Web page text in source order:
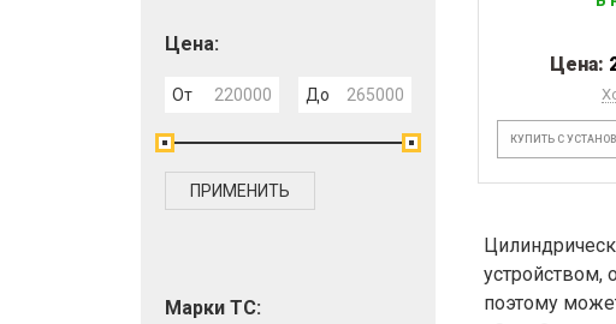
Цена:
От До
ПРИМЕНИТЬ
Марки ТС:
Цена:
КУПИТЬ С
устройством,
поэтому